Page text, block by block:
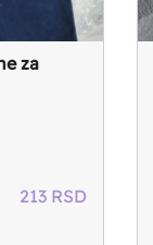
za
213 RSD